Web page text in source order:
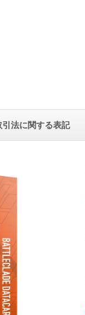
引法に関する表記